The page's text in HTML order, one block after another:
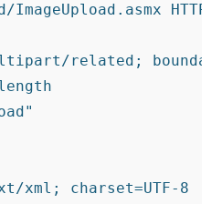
ImageUpload.asmx
related;
xml; charset=UTF-8